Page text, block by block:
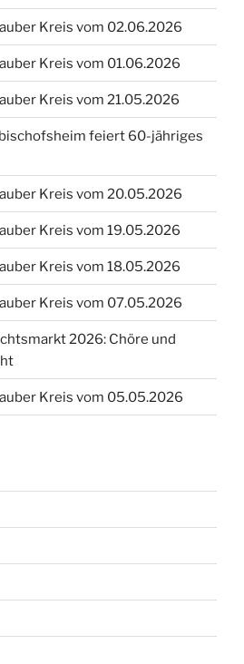
Kreis vom 02.06.2026
Kreis vom 01.06.2026
Kreis vom 21.05.2026
feiert 60-jähriges
Kreis vom 20.05.2026
Kreis vom 19.05.2026
Kreis vom 18.05.2026
Kreis vom 07.05.2026
2026: Chöre und
Kreis vom 05.05.2026